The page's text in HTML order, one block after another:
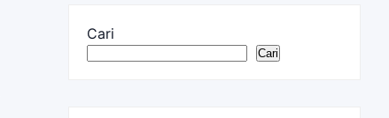
Cari
Cari